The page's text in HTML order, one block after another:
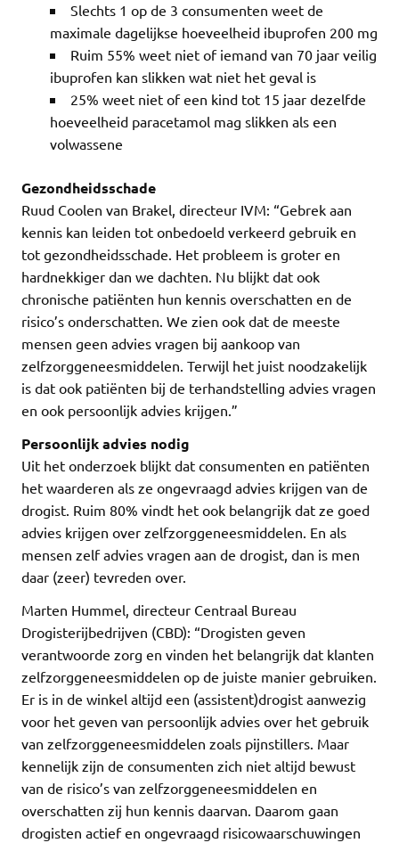
Slechts 1 op de 3 consumenten weet de
maximale dagelijkse hoeveelheid ibuprofen 200 mg
Ruim 55% weet niet of iemand van 70 jaar veilig
ibuprofen kan slikken wat niet het geval is
25% weet niet of een kind tot 15 jaar dezelfde
hoeveelheid paracetamol mag slikken als een
volwassene
Gezondheidsschade
Ruud Coolen van Brakel, directeur IVM: “Gebrek aan
kennis kan leiden tot onbedoeld verkeerd gebruik en
tot gezondheidsschade. Het probleem is groter en
hardnekkiger dan we dachten. Nu blijkt dat ook
chronische patiënten hun kennis overschatten en de
risico’s onderschatten. We zien ook dat de meeste
mensen geen advies vragen bij aankoop van
zelfzorggeneesmiddelen. Terwijl het juist noodzakelijk
is dat ook patiënten bij de terhandstelling advies vragen
en ook persoonlijk advies krijgen.”
Persoonlijk advies nodig
Uit het onderzoek blijkt dat consumenten en patiënten
het waarderen als ze ongevraagd advies krijgen van de
drogist. Ruim 80% vindt het ook belangrijk dat ze goed
advies krijgen over zelfzorggeneesmiddelen. En als
mensen zelf advies vragen aan de drogist, dan is men
daar (zeer) tevreden over.
Marten Hummel, directeur Centraal Bureau
Drogisterijbedrijven (CBD): “Drogisten geven
verantwoorde zorg en vinden het belangrijk dat klanten
zelfzorggeneesmiddelen op de juiste manier gebruiken.
Er is in de winkel altijd een (assistent)drogist aanwezig
voor het geven van persoonlijk advies over het gebruik
van zelfzorggeneesmiddelen zoals pijnstillers. Maar
kennelijk zijn de consumenten zich niet altijd bewust
van de risico’s van zelfzorggeneesmiddelen en
overschatten zij hun kennis daarvan. Daarom gaan
drogisten actief en ongevraagd risicowaarschuwingen